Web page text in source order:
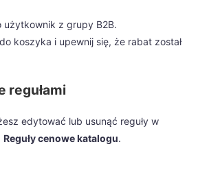
użytkownik z grupy B2B.
koszyka i upewnij się, że rabat został
regułami
edytować lub usunąć reguły w
Reguły cenowe katalogu.